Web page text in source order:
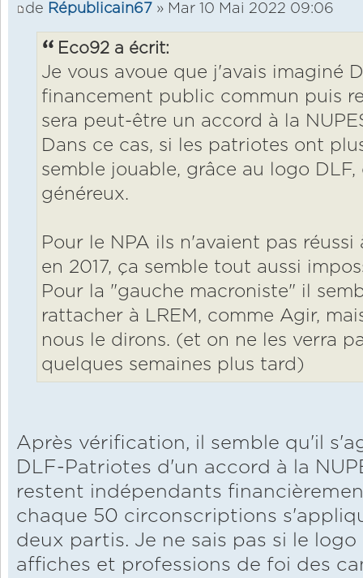
de Républicain67 » Mar 10 Mai 2022 09:06
Eco92 a écrit:
Je vous avoue que j'avais imaginé
financement public commun puis
sera peut-être un accord à la
Dans ce cas, si les patriotes ont
semble jouable, grâce au logo
généreux.
Pour le NPA ils n'avaient pas
en 2017, ça semble tout aussi
Pour la "gauche macroniste" il
rattacher à LREM, comme Agir,
nous le dirons. (et on ne les verra
quelques semaines plus tard)
Après vérification, il semble qu'il
DLF-Patriotes d'un accord à la
restent indépendants
chaque 50 circonscriptions
deux partis. Je ne sais pas si le
affiches et professions de foi des